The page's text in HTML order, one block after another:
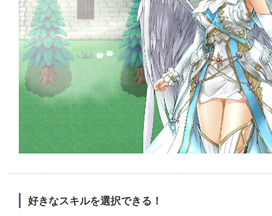
好きなスキルを選択できる！